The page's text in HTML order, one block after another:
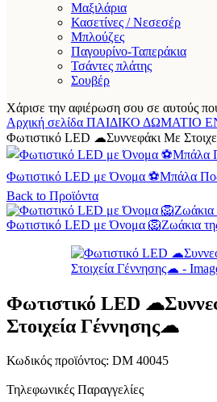
Μαξιλάρια
Κασετίνες / Νεσεσέρ
Μπλούζες
Παγουρίνο-Ταπεράκια
Τσάντες πλάτης
Σουβέρ
Χάρισε την αφιέρωση σου σε αυτούς
Αρχική σελίδα ΠΑΙΔΙΚΟ ΔΩΜΑΤΙΟ
Φωτιστικό LED ☁Συννεφάκι Με
Φωτιστικό LED με Όνομα ⚽Μπάλα
Back to Προϊόντα
Φωτιστικό LED με Όνομα 🦁Ζωάκια
Φωτιστικό LED
Στοιχεία Γέννησης☁
Κωδικός προϊόντος: DM 40045
Τηλεφωνικές Παραγγελίες